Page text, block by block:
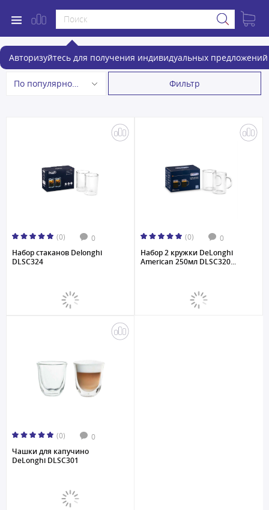
Авторизуйтесь для получения индивидуальных предложений
Стеклянная посуда
По популярности Фильтр
(0) 0
Набор стаканов Delonghi
DLSC324
(0) 0
Набор 2 кружки DeLonghi
American 250мл DLSC320...
(0) 0
Чашки для капучино
DeLonghi DLSC301